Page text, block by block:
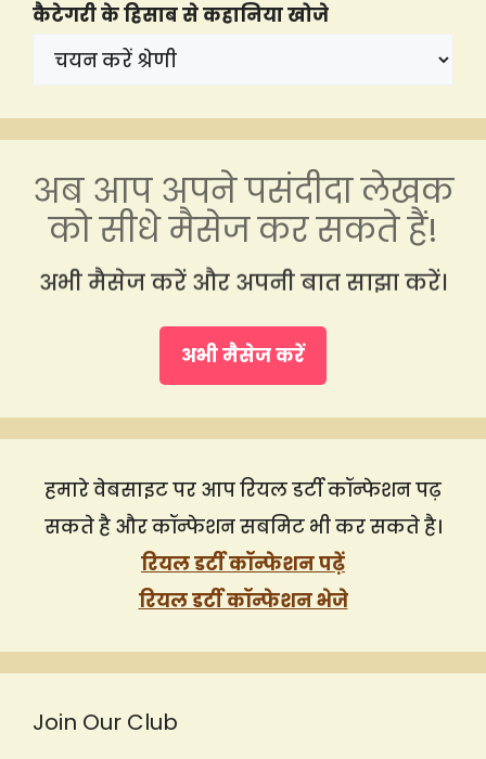
कैटेगरी के हिसाब से कहानिया खोजे
अब आप अपने पसंदीदा लेखक
को सीधे मैसेज कर सकते हैं!
अभी मैसेज करें और अपनी बात साझा करें।
अभी मैसेज करें
हमारे वेबसाइट पर आप रियल डर्टी कॉन्फेशन पढ़
सकते है और कॉन्फेशन सबमिट भी कर सकते है।
रियल डर्टी कॉन्फेशन पढ़ें
रियल डर्टी कॉन्फेशन भेजे
Join Our Club